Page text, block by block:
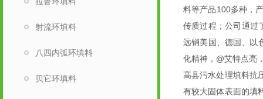
射流环填料
八四内弧环填料
贝它环填料
料等产品100多种，
传质过程；公司通过
远销美国、德国、以
化精神，@艾特点亮
高县污水处理填料抗
有较大固体表面的填